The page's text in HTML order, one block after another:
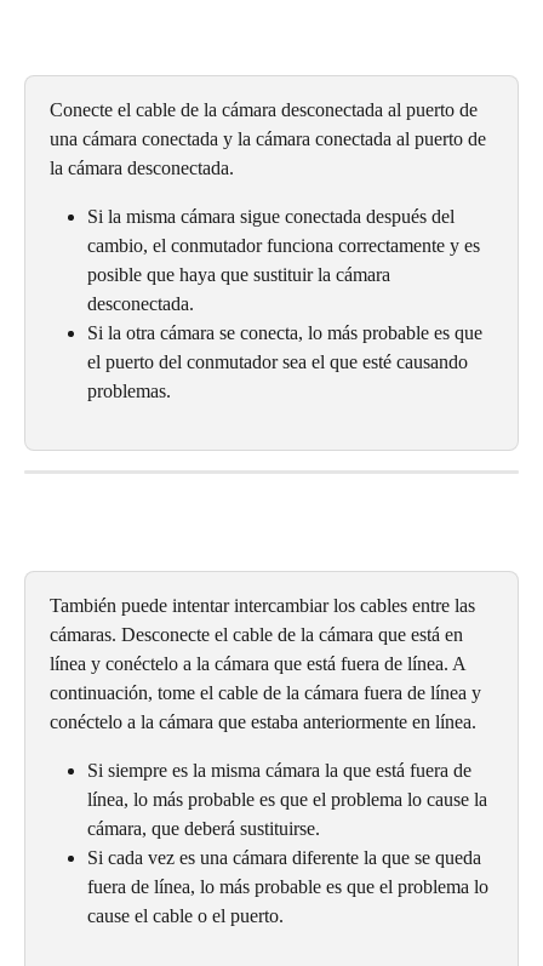
Conecte el cable de la cámara desconectada al puerto de
una cámara conectada y la cámara conectada al puerto de
la cámara desconectada.
Si la misma cámara sigue conectada después del
cambio, el conmutador funciona correctamente y es
posible que haya que sustituir la cámara
desconectada.
Si la otra cámara se conecta, lo más probable es que
el puerto del conmutador sea el que esté causando
problemas.
También puede intentar intercambiar los cables entre las
cámaras. Desconecte el cable de la cámara que está en
línea y conéctelo a la cámara que está fuera de línea. A
continuación, tome el cable de la cámara fuera de línea y
conéctelo a la cámara que estaba anteriormente en línea.
Si siempre es la misma cámara la que está fuera de
línea, lo más probable es que el problema lo cause la
cámara, que deberá sustituirse.
Si cada vez es una cámara diferente la que se queda
fuera de línea, lo más probable es que el problema lo
cause el cable o el puerto.